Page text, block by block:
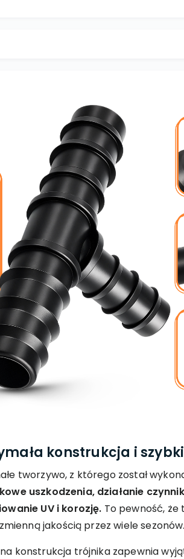
konstrukcja i
tworzywo, z którego został
uszkodzenia, działanie
UV i korozję. To pewność, że
jakością przez wiele sezonów.
konstrukcja trójnika zapewnia